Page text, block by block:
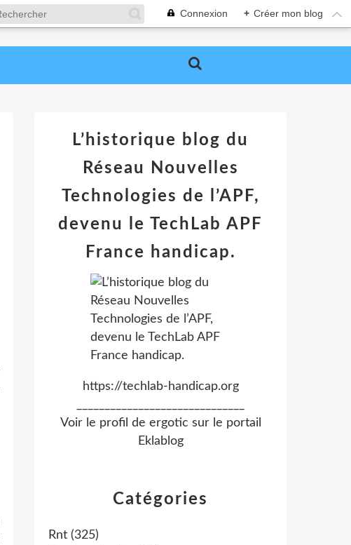
Connexion + Créer mon blog
Catégories
Rnt (325)
L’historique blog du
Réseau Nouvelles
Technologies de l’APF,
devenu le TechLab APF
France handicap.
https://techlab-handicap.org
Voir le profil de ergotic sur le portail
Eklablog